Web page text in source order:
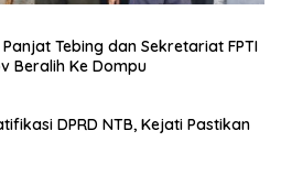
Panjat Tebing dan Sekretariat FPTI
Beralih Ke Dompu
DPRD NTB, Kejati Pastikan